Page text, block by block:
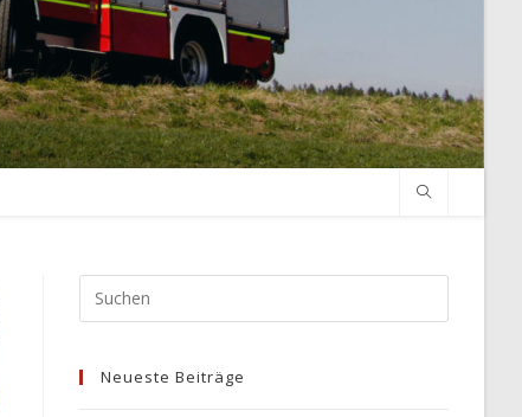
Escape
Neueste Beiträge